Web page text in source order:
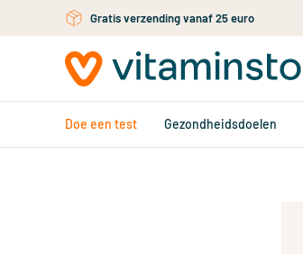
Ga naar de hoofdinhoudGratis verzending vanaf 25 euro
Doe een test Gezondheidsdoelen